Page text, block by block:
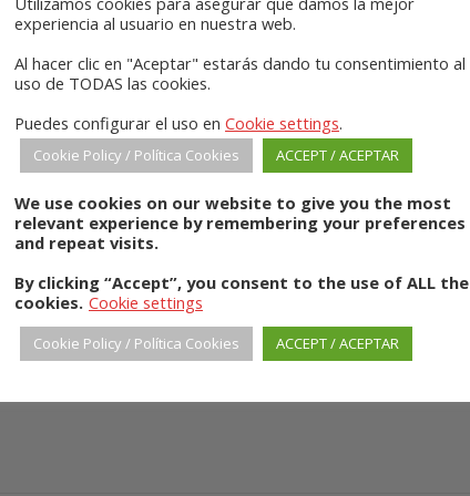
SHOPS
experiencia al usuario en nuestra web.
Al hacer clic en "Aceptar" estarás dando tu consentimiento al
uso de TODAS las cookies.
Puedes configurar el uso en Cookie settings.
Cookie Policy / Política Cookies ACCEPT / ACEPTAR
We use cookies on our website to give you the most
relevant experience by remembering your preferences
and repeat visits.
By clicking “Accept”, you consent to the use of ALL the
cookies. Cookie settings
Cookie Policy / Política Cookies ACCEPT / ACEPTAR